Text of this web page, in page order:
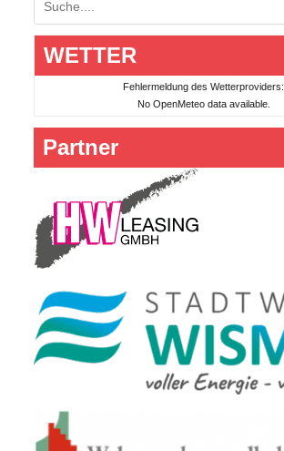
Suchen
WETTER
Fehlermeldung des Wetterproviders:
No OpenMeteo data available.
Partner